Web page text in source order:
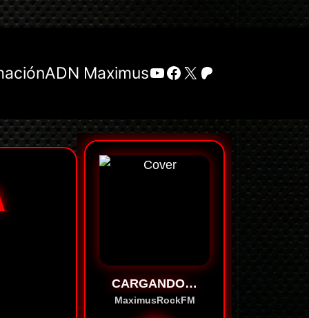
ADN MaximusYouTube
Facebook
X Patreon
CARGANDO…
MaximusRockFM